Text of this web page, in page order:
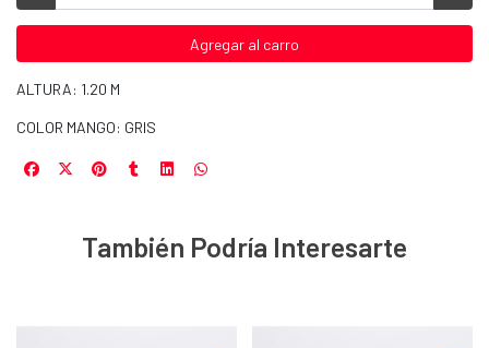
Agregar al carro
ALTURA: 1.20 M
COLOR MANGO: GRIS
También Podría Interesarte